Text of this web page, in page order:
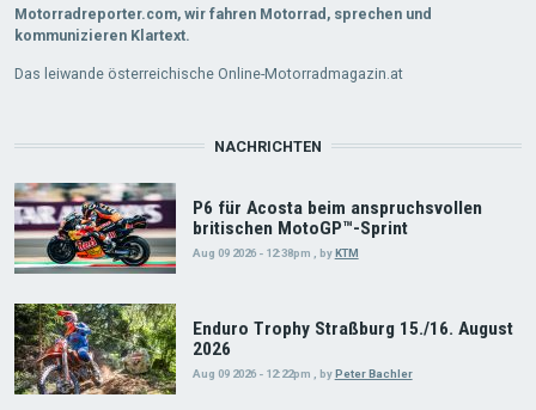
Motorradreporter.com, wir fahren Motorrad, sprechen und
kommunizieren Klartext.
Das leiwande österreichische Online-Motorradmagazin.at
NACHRICHTEN
P6 für Acosta beim anspruchsvollen
britischen MotoGP™-Sprint
Aug 09 2026 - 12:38pm byKTM
Enduro Trophy Straßburg 15./16. August
2026
Aug 09 2026 - 12:22pm byPeter Bachler